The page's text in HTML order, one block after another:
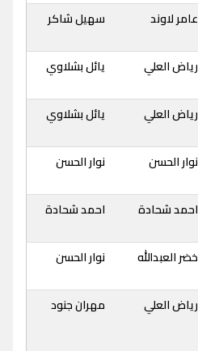
عامر لاوند سهيل شاكر
رياض العلي يائل بشلاوي
رياض العلي يائل بشلاوي
نوار الحسن نوار الحسن
احمد شحادة احمد شحادة
خضر العبدالله نوار الحسن
رياض العلي مهران جنود